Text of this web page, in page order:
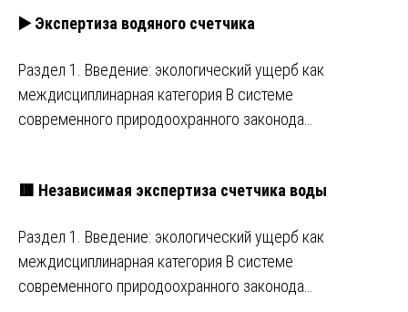
▶️ Экспертиза водяного счетчика
Раздел 1. Введение: экологический ущерб как
междисциплинарная категория В системе
современного природоохранного законода…
🟥 Независимая экспертиза счетчика воды
Раздел 1. Введение: экологический ущерб как
междисциплинарная категория В системе
современного природоохранного законода…